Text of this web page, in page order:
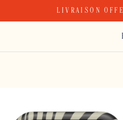
LIVRAISON